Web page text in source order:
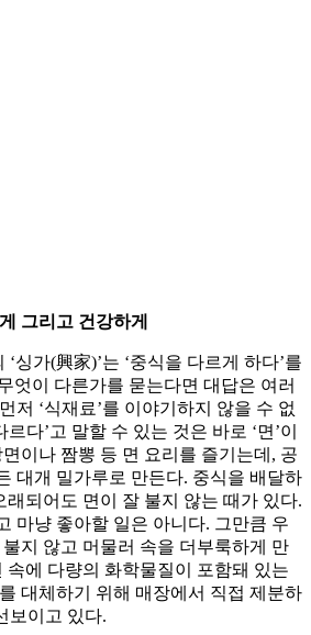
그리고 건강하게
‘싱가(興家)’는 ‘중식을 다르게 하다’를
엇이 다른가를 묻는다면 대답은 여러
저 ‘식재료’를 이야기하지 않을 수 없
다’고 말할 수 있는 것은 바로 ‘면’이
이나 짬뽕 등 면 요리를 즐기는데, 공
대개 밀가루로 만든다. 중식을 배달하
래되어도 면이 잘 불지 않는 때가 있다.
마냥 좋아할 일은 아니다. 그만큼 우
지 않고 머물러 속을 더부룩하게 만
속에 다량의 화학물질이 포함돼 있는
대체하기 위해 매장에서 직접 제분하
보이고 있다.